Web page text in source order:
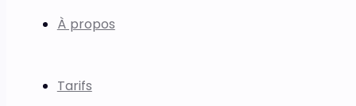
À propos
Tarifs